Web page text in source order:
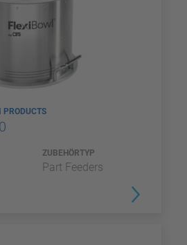
PRODUCTS
ZUBEHÖRTYP
Part Feeders